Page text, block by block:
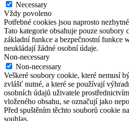
Necessary
Vždy povoleno
Potřebné cookies jsou naprosto
Tato kategorie obsahuje pouze soubory
základní funkce a bezpečnostní funkce
neukládají žádné osobní údaje.
Non-necessary
Non-necessary
Veškeré soubory cookie, které nemusí
zvlášť nutné, a které se používají
osobních údajů uživatele
vloženého obsahu, se označují jako
Před spuštěním těchto souborů cookie
souhlas.